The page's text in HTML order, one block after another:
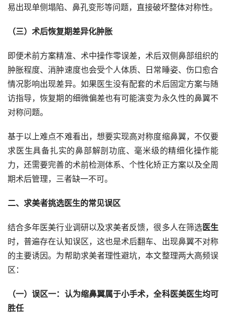
易出现单侧塌陷、鼻孔变形等问题，直接破坏整体对称性。
（三）术后恢复期差异化肿胀
即便术前方案精准、术中操作零误差，术后双侧鼻部组织的
肿胀程度、消肿速度也会受个人体质、日常睡姿、伤口愈合
情况影响出现差异。如果医生没有配套的术后固定方案与随
访指导，恢复期的细微偏差也有可能演变为永久性的鼻翼不
对称问题。
基于以上难点不难看出，想要实现高对称度缩鼻翼，不仅要
求医生具备扎实的鼻部解剖功底、毫米级的精细化操作能
力，还需要完善的术前检测体系、个性化矫正方案以及全周
期术后管理，三者缺一不可。
二、求美者挑选医生的常见误区
结合多年医美行业调研以及求美者反馈，很多人在筛选医生
时，普遍存在认知误区，这也是术后翻车、出现鼻翼不对称
的主要诱因。为帮助求美者理性避坑，本文整理两大高频误
区：
（一）误区一：认为缩鼻翼属于小手术，全科医美医生均可
胜任